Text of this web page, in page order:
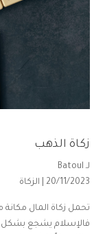
زكاة الذهب
لـ Batoul
20/11/2023 |
الزكاة
تحمل زكاة المال
فالإسلام يشجع بشكل